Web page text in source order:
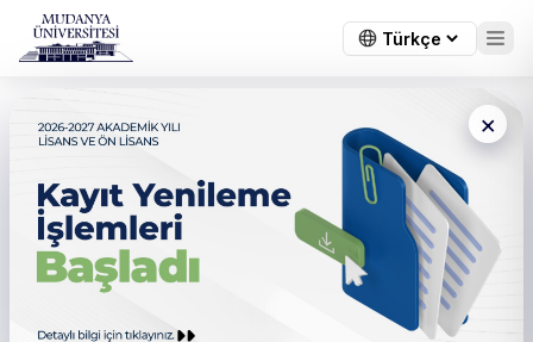
×
Gıyasettin Bingöl’e Yaşam
Boyu Eğitim Ödülü